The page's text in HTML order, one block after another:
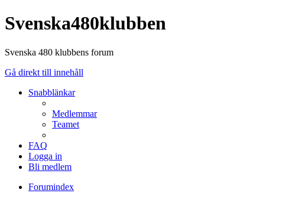
Svenska480klubben
Svenska 480 klubbens forum
Gå direkt till innehåll
Snabblänkar
Medlemmar
Teamet
FAQ
Logga in
Bli medlem
Forumindex